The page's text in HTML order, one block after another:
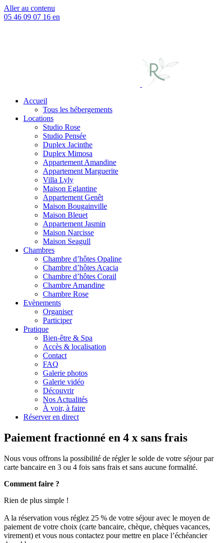
Aller au contenu
05 46 09 07 16 en
Accueil
Tous les hébergements
Locations
Studio Rose
Studio Pensée
Duplex Jacinthe
Duplex Mimosa
Appartement Amandine
Appartement Marguerite
Villa Lyly
Maison Eglantine
Appartement Genêt
Maison Bougainville
Maison Bleuet
Appartement Jasmin
Maison Narcisse
Maison Seagull
Chambres
Chambre d’hôtes Opaline
Chambre d’hôtes Acacia
Chambre d’hôtes Corail
Chambre Amandine
Chambre Rose
Evènements
Organiser
Participer
Pratique
Bien-être & Spa
Accès & localisation
Contact
FAQ
Galerie photos
Galerie vidéo
Découvrir
Nos Actualités
À voir, à faire
Réserver en direct
Paiement fractionné en 4 x sans frais
Nous vous offrons la possibilité de régler le solde de votre séjour par
carte bancaire en 3 ou 4 fois sans frais et sans aucune formalité.
Comment faire ?
Rien de plus simple !
A la réservation vous réglez 25 % de votre séjour avec le moyen de
paiement de votre choix (carte bancaire, chèque, chèques vacances,
virement) et vous nous contactez pour mettre en place l’échéancier